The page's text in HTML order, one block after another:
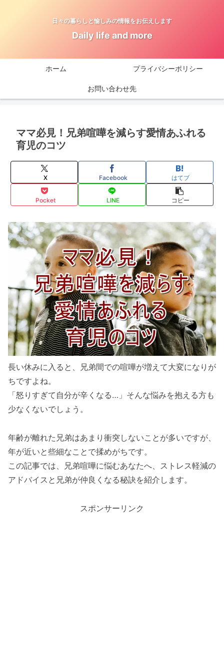
日々の暮らしと愉しみの情報をお伝えします
Daily life and more
ホーム プライバシーポリシー
お問い合わせ先
ママ必見！兄弟喧嘩を減らす愛情あふれる
育児のコツ
X Facebook はてブ
Pocket LINE コピー
長い休みに入ると、兄弟間での喧嘩が増えて大変になりが
ちですよね。
「怒りすぎて自分が辛くなる…」そんな悩みを抱える方も
少なくないでしょう。
年齢が離れた兄弟はあまり衝突しないことが多いですが、
年が近いと些細なことで揉めがちです。
この記事では、兄弟喧嘩に悩むあなたへ、ストレス軽減の
アドバイスと兄弟が仲良くなる秘訣を紹介します。
スポンサーリンク